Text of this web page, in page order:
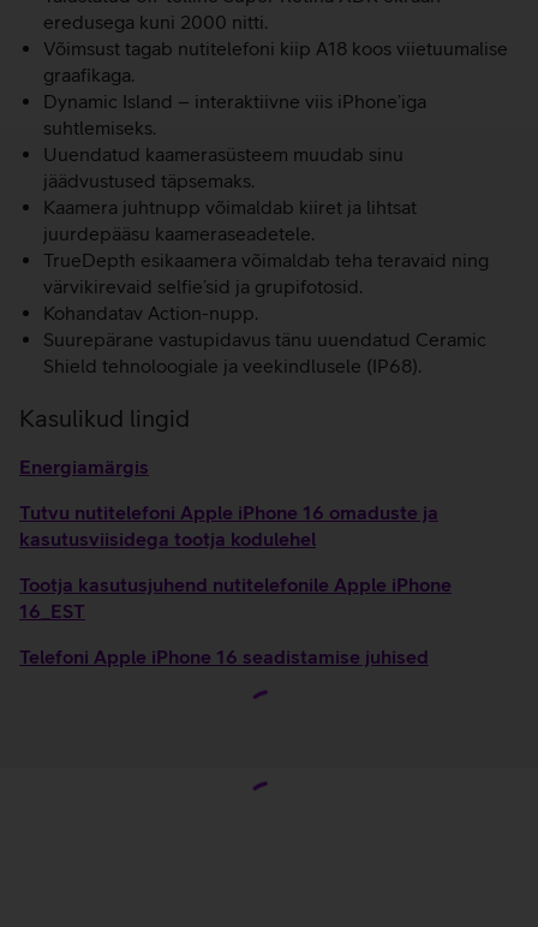
eredusega kuni 2000 nitti.
Võimsust tagab nutitelefoni kiip A18 koos viietuumalise
graafikaga.
Dynamic Island – interaktiivne viis iPhone’iga
suhtlemiseks.
Uuendatud kaamerasüsteem muudab sinu
jäädvustused täpsemaks.
Kaamera juhtnupp võimaldab kiiret ja lihtsat
juurdepääsu kaameraseadetele.
TrueDepth esikaamera võimaldab teha teravaid ning
värvikirevaid selfie’sid ja grupifotosid.
Kohandatav Action-nupp.
Suurepärane vastupidavus tänu uuendatud Ceramic
Shield tehnoloogiale ja veekindlusele (IP68).
Kasulikud lingid
Energiamärgis
Tutvu nutitelefoni Apple iPhone 16 omaduste ja
kasutusviisidega tootja kodulehel
Tootja kasutusjuhend nutitelefonile Apple iPhone
16_EST
Telefoni Apple iPhone 16 seadistamise juhised